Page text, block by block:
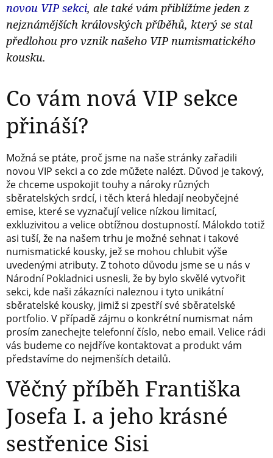
novou VIP sekci, ale také vám přiblížíme jeden z
nejznámějších královských příběhů, který se stal
předlohou pro vznik našeho VIP numismatického
kousku.
Co vám nová VIP sekce
přináší?
Možná se ptáte, proč jsme na naše stránky zařadili
novou VIP sekci a co zde můžete nalézt. Důvod je takový,
že chceme uspokojit touhy a nároky různých
sběratelských srdcí, i těch která hledají neobyčejné
emise, které se vyznačují velice nízkou limitací,
exkluzivitou a velice obtížnou dostupností. Málokdo totiž
asi tuší, že na našem trhu je možné sehnat i takové
numismatické kousky, jež se mohou chlubit výše
uvedenými atributy. Z tohoto důvodu jsme se u nás v
Národní Pokladnici usnesli, že by bylo skvělé vytvořit
sekci, kde naši zákazníci naleznou i tyto unikátní
sběratelské kousky, jimiž si zpestří své sběratelské
portfolio. V případě zájmu o konkrétní numismat nám
prosím zanechejte telefonní číslo, nebo email. Velice rádi
vás budeme co nejdříve kontaktovat a produkt vám
představíme do nejmenších detailů.
Věčný příběh Františka
Josefa I. a jeho krásné
sestřenice Sisi